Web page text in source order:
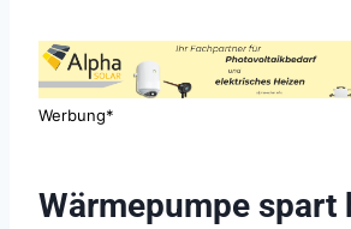
Werbung*
Wärmepumpe spart